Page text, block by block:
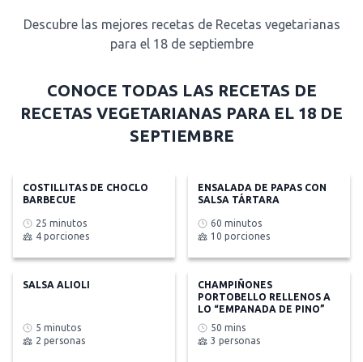
Descubre las mejores recetas de Recetas vegetarianas
para el 18 de septiembre
CONOCE TODAS LAS RECETAS DE
RECETAS VEGETARIANAS PARA EL 18 DE
SEPTIEMBRE
COSTILLITAS DE CHOCLO
BARBECUE
25 minutos
4 porciones
ENSALADA DE PAPAS CON
SALSA TÁRTARA
60 minutos
10 porciones
SALSA ALIOLI
5 minutos
2 personas
CHAMPIÑONES
PORTOBELLO RELLENOS A
LO “EMPANADA DE PINO”
50 mins
3 personas